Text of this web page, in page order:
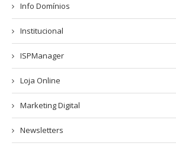
Info Domínios
Institucional
ISPManager
Loja Online
Marketing Digital
Newsletters